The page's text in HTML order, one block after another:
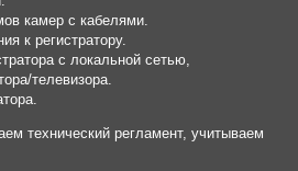
камер с кабелями.
к регистратору.
с локальной сетью,
телевизора.
технический регламент, учитываем